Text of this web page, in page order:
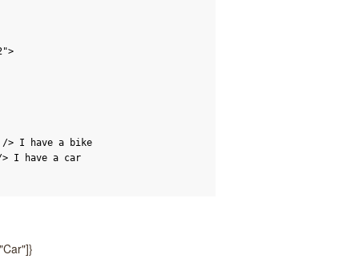
>
/> I have a bike
I have a car